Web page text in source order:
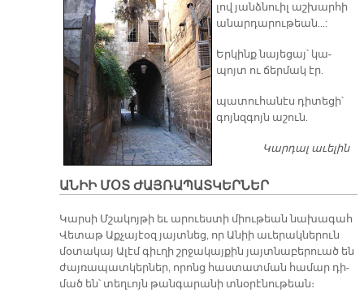
լով յանձ­նուիլ աշ­խար­հի
ա­նար­դա­րու­թեան...:
Եր­կինք նա­յե­ցայ՝ կա­
պոյտ ու ճեր­մակ էր.
պա­տու­հա­նէս դի­տե­ցի՝
գոյնզ­գոյն ա­շուն.
Կարդալ աւելինԱ­
ԱՆԻԻ ՄՕՏ ԺԱՅՌԱՊԱՏԿԵՐՆԵՐ
Կար­սի Մշա­կոյ­թի եւ ա­րուես­տի միու­թեան նա­խա­գահ
Վե­տաթ Աք­չա­յէօզ յայտ­նեց, որ Ա­նիի ա­ւե­րակ­նե­րուն
մօ­տա­կայ Ա­լէմ գիւ­ղի շրջա­կայ­քին յայտ­նա­բե­րուած են
ժայ­ռա­պատ­կեր­ներ, ո­րոնց հաս­տատ­ման հա­մար դի­
մած են՝ տեղ­ւոյն թան­գա­րա­նի տնօ­րէ­նու­թեան։